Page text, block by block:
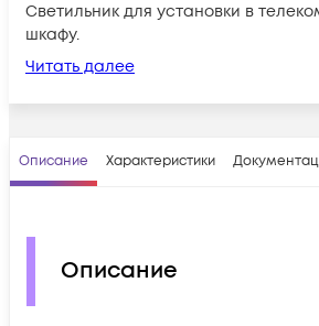
Светильник для установки в
шкафу.
Читать далее
Описание Характеристики
Описание